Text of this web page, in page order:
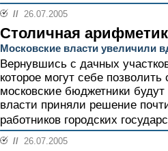
// 26.07.2005
Столичная
Московские власти увеличили
Вернувшись с дачных
которое могут себе
московские бюджетники
власти приняли решение
работников городских
// 26.07.2005